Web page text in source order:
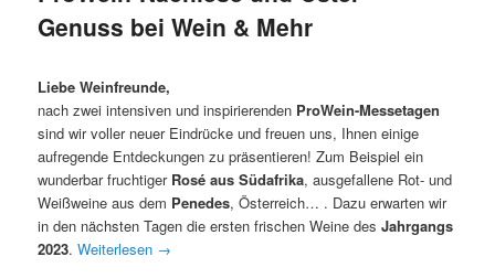
Genuss bei Wein & Mehr
Liebe Weinfreunde,
nach zwei intensiven und inspirierenden ProWein-Messetagen
sind wir voller neuer Eindrücke und freuen uns, Ihnen einige
aufregende Entdeckungen zu präsentieren! Zum Beispiel ein
wunderbar fruchtiger Rosé aus Südafrika, ausgefallene Rot- und
Weißweine aus dem Penedes, Österreich… . Dazu erwarten wir
in den nächsten Tagen die ersten frischen Weine desJahrgangs
2023.Weiterlesen →